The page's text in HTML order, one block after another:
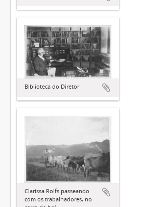
Biblioteca do Diretor
Clarissa Rolfs passeando
com os trabalhadores, no